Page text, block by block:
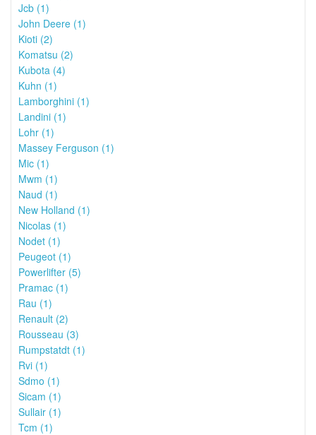
Jcb (1)
John Deere (1)
Kioti (2)
Komatsu (2)
Kubota (4)
Kuhn (1)
Lamborghini (1)
Landini (1)
Lohr (1)
Massey Ferguson (1)
Mic (1)
Mwm (1)
Naud (1)
New Holland (1)
Nicolas (1)
Nodet (1)
Peugeot (1)
Powerlifter (5)
Pramac (1)
Rau (1)
Renault (2)
Rousseau (3)
Rumpstatdt (1)
Rvi (1)
Sdmo (1)
Sicam (1)
Sullair (1)
Tcm (1)